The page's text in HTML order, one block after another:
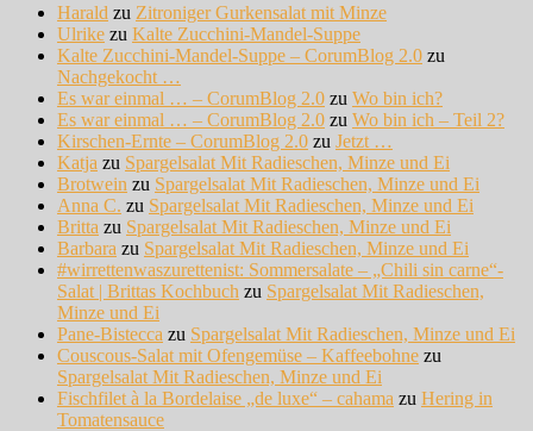
Harald zu Zitroniger Gurkensalat mit Minze
Ulrike zu Kalte Zucchini-Mandel-Suppe
Kalte Zucchini-Mandel-Suppe – CorumBlog 2.0 zu
Nachgekocht …
Es war einmal … – CorumBlog 2.0 zu Wo bin ich?
Es war einmal … – CorumBlog 2.0 zu Wo bin ich – Teil 2?
Kirschen-Ernte – CorumBlog 2.0 zu Jetzt …
Katja zu Spargelsalat Mit Radieschen, Minze und Ei
Brotwein zu Spargelsalat Mit Radieschen, Minze und Ei
Anna C. zu Spargelsalat Mit Radieschen, Minze und Ei
Britta zu Spargelsalat Mit Radieschen, Minze und Ei
Barbara zu Spargelsalat Mit Radieschen, Minze und Ei
#wirrettenwaszurettenist: Sommersalate – „Chili sin carne“-
Salat | Brittas Kochbuch zu Spargelsalat Mit Radieschen,
Minze und Ei
Pane-Bistecca zu Spargelsalat Mit Radieschen, Minze und Ei
Couscous-Salat mit Ofengemüse – Kaffeebohne zu
Spargelsalat Mit Radieschen, Minze und Ei
Fischfilet à la Bordelaise „de luxe“ – cahama zu Hering in
Tomatensauce